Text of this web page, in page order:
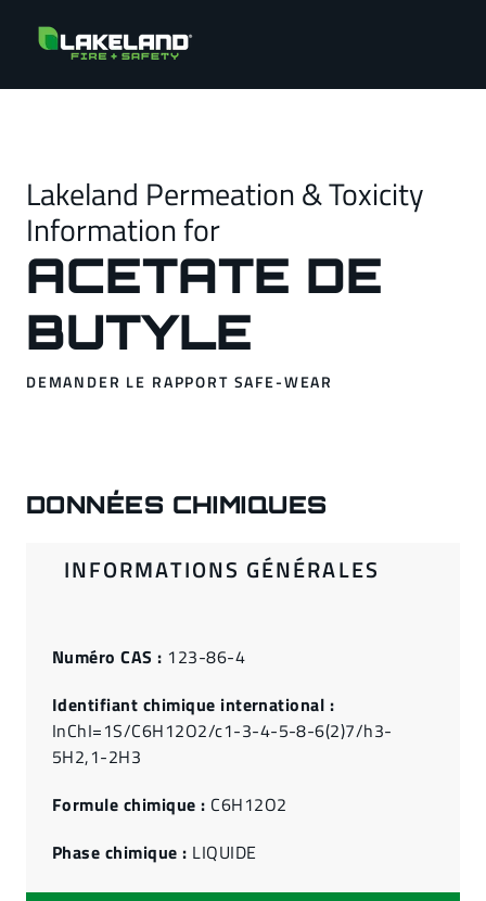
Lakeland Permeation & Toxicity
Information for
ACETATE DE
BUTYLE
DEMANDER LE RAPPORT SAFE-WEAR
DONNÉES CHIMIQUES
INFORMATIONS GÉNÉRALES
Numéro CAS : 123-86-4
Identifiant chimique international :
InChI=1S/C6H12O2/c1-3-4-5-8-6(2)7/h3-
5H2,1-2H3
Formule chimique : C6H12O2
Phase chimique : LIQUIDE